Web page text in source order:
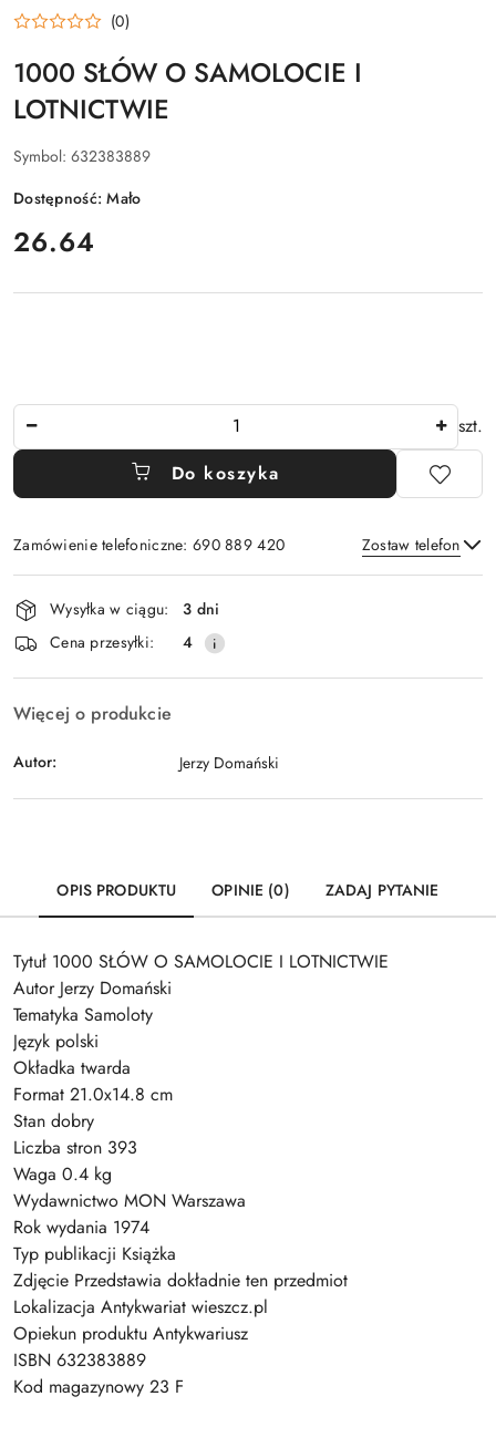
(0)
1000 SŁÓW O SAMOLOCIE I
LOTNICTWIE
Symbol: 632383889
Dostępność:Mało
cena:
26.64
szt.
Do koszyka
Zamówienie telefoniczne: 690 889 420 Zostaw telefon
Wyślij
Dostępność
i
dostawa
Wysyłka w ciągu:
3 dni
Cena przesyłki:
4
Więcej o produkcie
Autor: Jerzy Domański
OPIS PRODUKTU OPINIE (0) ZADAJ PYTANIE
Tytuł 1000 SŁÓW O SAMOLOCIE I LOTNICTWIE
Autor Jerzy Domański
Tematyka Samoloty
Język polski
Okładka twarda
Format 21.0x14.8 cm
Stan dobry
Liczba stron 393
Waga 0.4 kg
Wydawnictwo MON Warszawa
Rok wydania 1974
Typ publikacji Książka
Zdjęcie Przedstawia dokładnie ten przedmiot
Lokalizacja Antykwariat wieszcz.pl
Opiekun produktu Antykwariusz
ISBN 632383889
Kod magazynowy 23 F